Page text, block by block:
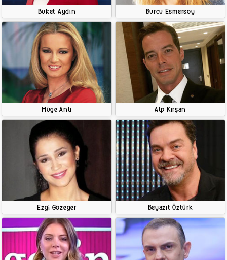
Buket Aydın Burcu Esmersoy
Müge Anlı Alp Kırşan
Ezgi Gözeger Beyazıt Öztürk